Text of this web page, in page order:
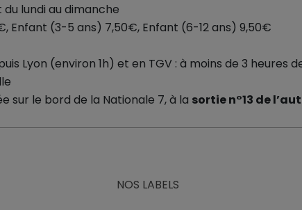
lundi au dimanche
Enfant (3-5 ans) 7,50€, Enfant (6-12 ans) 9,50€
Lyon (environ 1h) et en TGV : à moins de 3 heures
sur le bord de la Nationale 7, à la sortie n°13 de
NOS LABELS